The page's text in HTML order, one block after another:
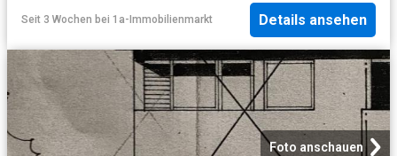
Seit 3 Wochen bei 1a-Immobilienmarkt Details ansehen
Foto anschauen